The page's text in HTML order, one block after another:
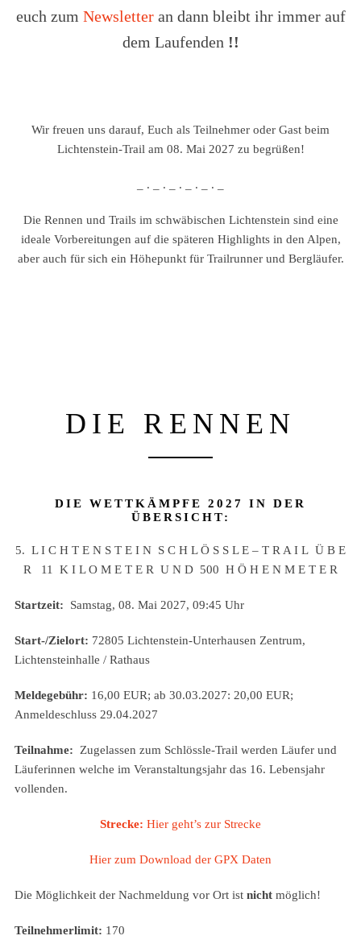
euch zum Newsletteran dann bleibt ihr immer auf
dem Laufenden !!
Wir freuen uns darauf, Euch als Teilnehmer oder Gast beim
Lichtenstein-Trail am 08. Mai 2027 zu begrüßen!
_ . _ . _ . _ . _ . _
Die Rennen und Trails im schwäbischen Lichtenstein sind eine
ideale Vorbereitungen auf die späteren Highlights in den Alpen,
aber auch für sich ein Höhepunkt für Trailrunner und Bergläufer.
DIE RENNEN
DIE WETTKÄMPFE 2027 IN DER
ÜBERSICHT:
5. L I C H T E N S T E I N S C H L Ö S S L E – T R A I L Ü B E
R 11 K I L O M E T E R U N D 500 H Ö H E N M E T E R
Startzeit: Samstag, 08. Mai 2027, 09:45 Uhr
Start-/Zielort: 72805 Lichtenstein-Unterhausen Zentrum,
Lichtensteinhalle / Rathaus
Meldegebühr: 16,00 EUR; ab 30.03.2027: 20,00 EUR;
Anmeldeschluss 29.04.2027
Teilnahme: Zugelassen zum Schlössle-Trail werden Läufer und
Läuferinnen welche im Veranstaltungsjahr das 16. Lebensjahr
vollenden.
Strecke: Hier geht’s zur Strecke
Hier zum Download der GPX Daten
Die Möglichkeit der Nachmeldung vor Ort ist nichtmöglich!
Teilnehmerlimit: 170